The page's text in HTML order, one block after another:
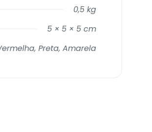
0,5 kg
5 × 5 × 5 cm
Preta, Amarela